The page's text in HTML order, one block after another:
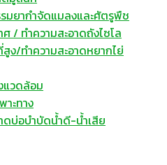
มยากำจัดแมลงและศัตรูพืช
/ ทำความสะอาดถังไซโล
ง/ทำความสะอาดหยากไย่
แวดล้อม
ะทาง
ดบ่อบำบัดน้ำดี-น้ำเสีย